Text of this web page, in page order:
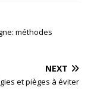
méthodes
NEXT
et pièges à éviter